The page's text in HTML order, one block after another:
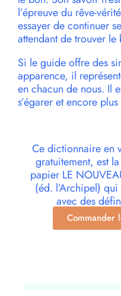
l’épreuve du rêve-
essayer de continuer
attendant de trouver le
Si le guide offre des
apparence, il
en chacun de nous. Il
s’égarer et encore
Ce dictionnaire en
gratuitement, est
papier LE
(éd. l’Archipel)
avec des
Commander